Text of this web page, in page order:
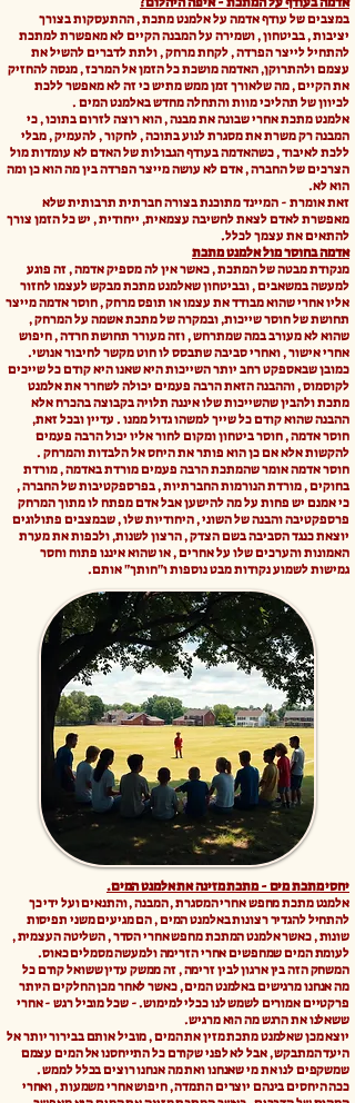
במצבים של עודף אדמה על אלמנט מתכת , ההתעסקות בצורך
יציבות , בביטחון , ושמירה על המבנה הקיים לא מאפשרת למתכת
להתחיל לייצר הפרדה , לקחת מרחק , ולתת לדברים להשיל את
עצמם ולהתרוקן, האדמה מושכת כל הזמן אל המרכז , מנסה להחזיק
את הקיים , מה שלאורך זמן ממש מתיש כי זה לא מאפשר ללכת
לכיוון של תהליכי מוות והתחלה מחדש באלמנט המים .
אלמנט מתכת אחרי שבונה את מבנה , הוא רוצה לזרום בתוכו , כי
המבנה רק משרת את מסגרת לנוע בתוכה , לחקור , להעמיק , מבלי
ללכת לאיבוד , כשהאדמה בעודף הגבולות של האדם לא עומדות מול
הצרכים של החברה , אדם לא עושה מייצר הפרדה בין מה הוא כן ומה
הוא לא.
זאת אומרת - המיינד מתוכנת בצורה חברתית תרבותית שלא
מאפשרת לאדם לצאת לחשיבה עצמאית, ייחודית , יש כל הזמן צורך
להתאים את עצמך לכלל.
אדמה בחוסר מול אלמנט מתכת
מנקודת מבטה של המתכת , כאשר אין לה מספיק אדמה , זה פוגע
למעשה במשאבים , ובביטחון שאלמנט מתכת מבקש לעצמו לחזור
אליו אחרי שהוא מבודד את עצמו או תופס מרחק , חוסר אדמה מייצר
תחושת של חוסר שייכות, ובמקרה של מתכת אשמה על המרחק ,
שהוא לא מעורב במה שמתרחש , וזה מעורר תחושת חרדה , חיפוש
אחרי אישור , ואחרי סביבה שתבסס לו חוט מקשר לחיבור אנושי.
כמובן שבאספקט רחב יותר השייכות היא שאנו היא קודם כל שייכים
לקוסמוס , וההבנה הזאת הרבה פעמים יכולה לשחרר את אלמנט
מתכת ולהבין שהשייכות שלו איננה תלויה בקבוצה בהכרח אלא
ההבנה שהוא קודם כל שייך למשהו גדול ממנו . עדיין ובכל זאת,
חוסר אדמה , חוסר ביטחון ומקום לחור אליו יכול הרבה פעמים
להקשות אלא אם כן הוא פותר את היחס אל הלבדות והמרחק .
חוסר אדמה אומר שהמתכת הרבה פעמים מורדת באדמה , מורדת
בחוקים , מורדת הנורמות החברתיות , בפרספקטיבות של החברה ,
כי אמנם יש פחות על מה להישען אבל אדם מפתח לו מתוך המרחק
פרספקטיבה והבנה של השוני , היחודיות שלו , שבמצבים פתולוגים
יוצאת כנגד הסביבה בשם הצדק , הרצון לשנות, ולכפות את מערת
האמונות והערכים שלו על אחרים , או שהוא איננו פתוח וחסר
גמישות לשמוע נקודות מבט נוספות ו"חותך" אותם.
יחסי מתכת מים - מתכת מזינה את אלמנט המים.
אלמנט מתכת מחפש אחרי המסגרת , המבנה , והתנאים ועל ידי כך
להתחיל להגדיר רצונות באלמנט המים , הם מגיעים משני תפיסות
שונות , כאשר אלמנט המתכת מחפש אחרי הסדר , השליטה העצמית ,
לעומת המים שמחפשים אחרי הזרימה ולמעשה מסמלים כאוס.
המשחק הזה בין ארגון לבין זרימה , זה ממשק עדין ששואל קודם כל
מה אנחנו מרגישים באלמנט המים , כאשר לאחר מכן החלקים היותר
פרקטיים אמורים לשמש לנו ככלי למימוש. - שכל מוביל רגש - אחרי
ששאלנו את הרגש מה הוא מרגיש.
יוצא מכן שאלמנט מתכת מזין את המים , מוביל אותם בבירור יותר אל
היעד המתבקש , אבל לא לפני שקודם כל התייחסנו אל המים עצמם
שמשקפים לנו את מי שאנחנו ואת מה אנחנו רוצים בכלל לממש .
ככה היחסים בינהם יוצרים התמדה , חיפוש אחרי משמעות , ואחרי